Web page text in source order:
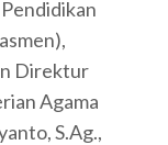
Direktur
Agama
S.Ag.,